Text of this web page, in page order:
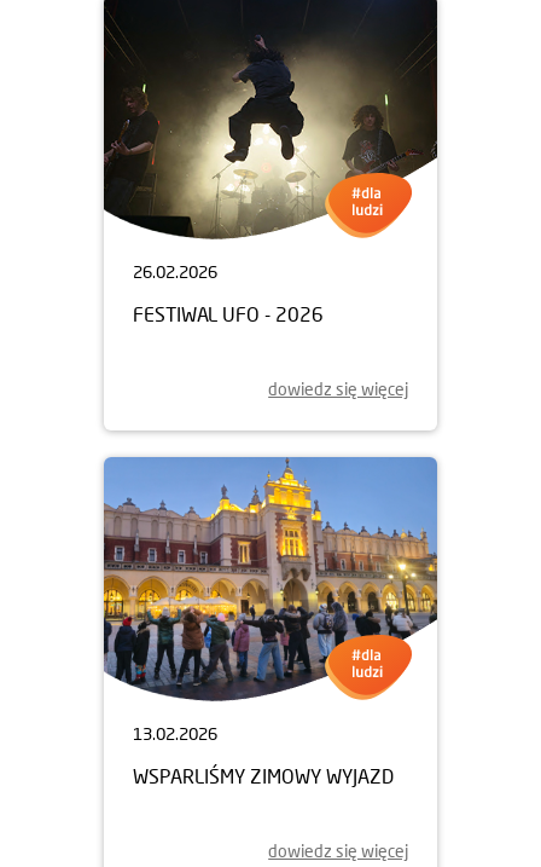
26.02.2026
FESTIWAL UFO - 2026
dowiedz się więcej
13.02.2026
WSPARLIŚMY ZIMOWY WYJAZD
dowiedz się więcej